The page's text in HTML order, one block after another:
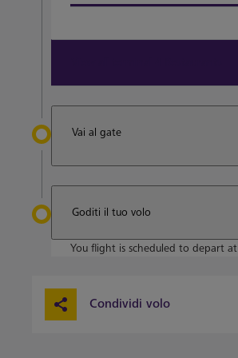
Vai al gate
Goditi il tuo volo
You flight is scheduled to depart at
Condividi volo